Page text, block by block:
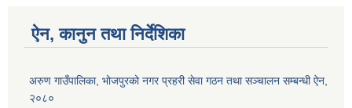
ऐन, कानुन तथा निर्देशिका
अरुण गाउँपालिका, भोजपुरको नगर प्रहरी सेवा गठन तथा सञ्‍चालन सम्बन्धी ऐन,
२०८०